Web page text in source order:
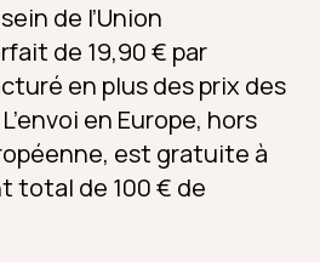
de l’Union
de 19,90 € par
en plus des prix des
en Europe, hors
est gratuite à
total de 100 € de